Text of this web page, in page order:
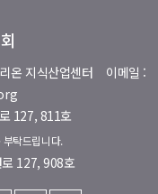
온 지식산업센터 이메일 :
127, 811호
탁드립니다.
127, 908호